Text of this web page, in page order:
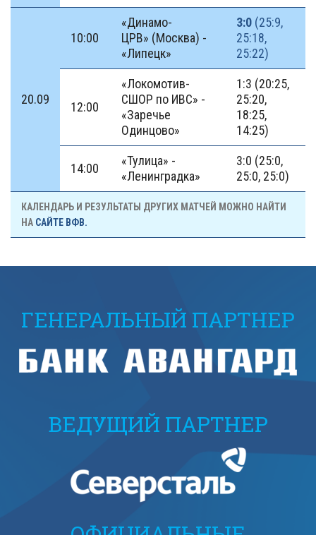
20.09
10:00
«Динамо-
ЦРВ» (Москва) -
«Липецк»
3:0 (25:9,
25:18,
25:22)
12:00
«Локомотив-
СШОР по ИВС» -
«Заречье
Одинцово»
1:3 (20:25,
25:20,
18:25,
14:25)
14:00
«Тулица» -
«Ленинградка»
3:0 (25:0,
25:0, 25:0)
КАЛЕНДАРЬ И РЕЗУЛЬТАТЫ ДРУГИХ МАТЧЕЙ МОЖНО НАЙТИ
НА САЙТЕ ВФВ.
ГЕНЕРАЛЬНЫЙ ПАРТНЕР
ВЕДУЩИЙ ПАРТНЕР